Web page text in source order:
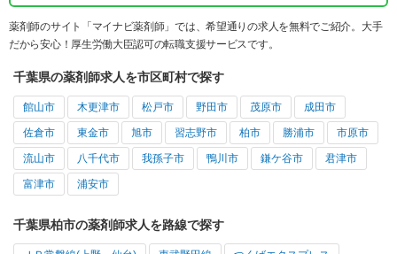
薬剤師のサイト「マイナビ薬剤師」では、希望通りの求人を無料でご紹介。大手
だから安心！厚生労働大臣認可の転職支援サービスです。
千葉県の薬剤師求人を市区町村で探す
館山市 木更津市 松戸市 野田市 茂原市 成田市
佐倉市 東金市 旭市 習志野市 柏市 勝浦市 市原市
流山市 八千代市 我孫子市 鴨川市 鎌ケ谷市 君津市
富津市 浦安市
千葉県柏市の薬剤師求人を路線で探す